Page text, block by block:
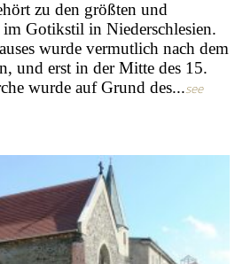
zu den größten und
im Gotikstil in Niederschlesien.
wurde vermutlich nach dem
und erst in der Mitte des 15.
wurde auf Grund des...see